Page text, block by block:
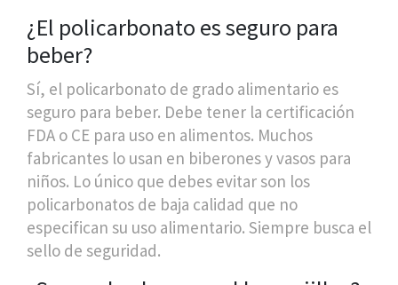
¿El policarbonato es seguro para
beber?
Sí, el policarbonato de grado alimentario es
seguro para beber. Debe tener la certificación
FDA o CE para uso en alimentos. Muchos
fabricantes lo usan en biberones y vasos para
niños. Lo único que debes evitar son los
policarbonatos de baja calidad que no
especifican su uso alimentario. Siempre busca el
sello de seguridad.